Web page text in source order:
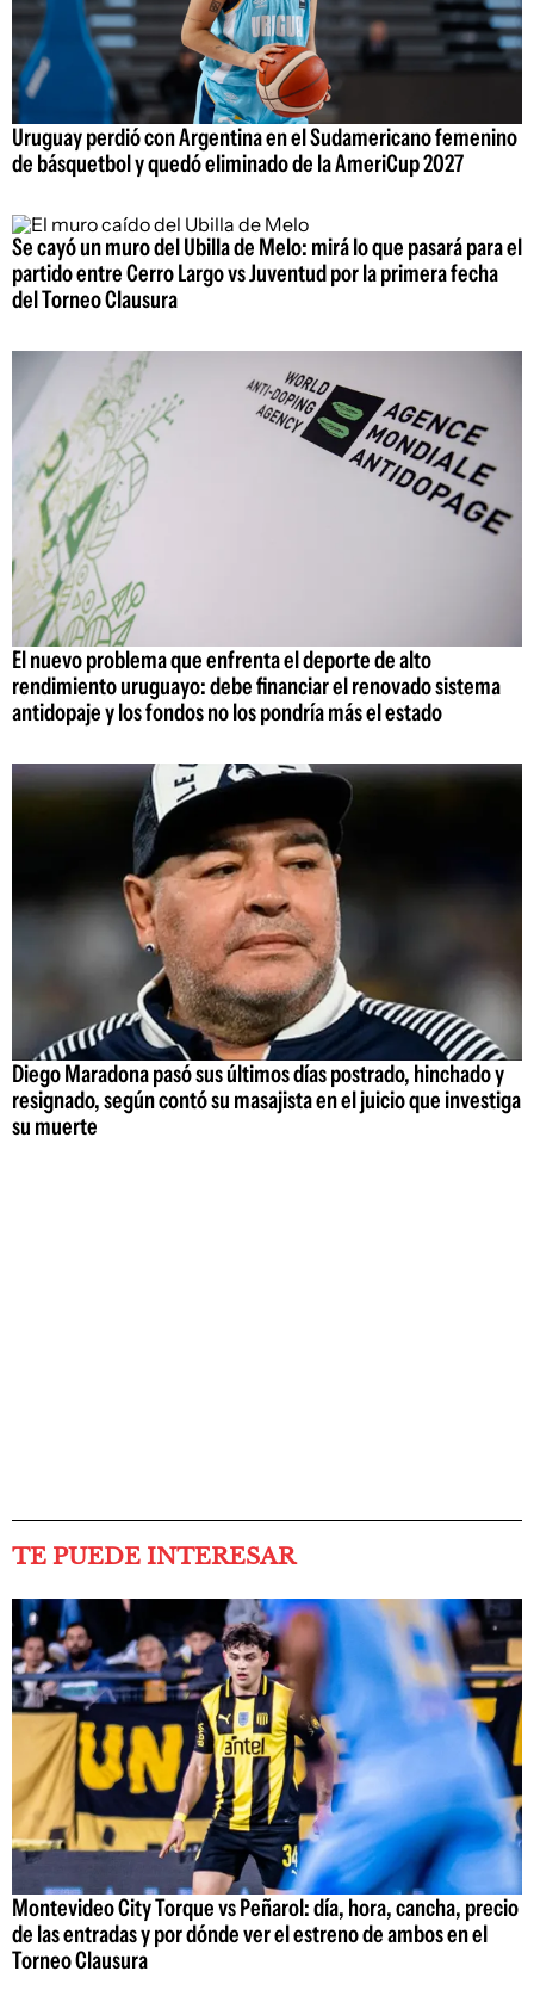
Uruguay perdió con Argentina en el Sudamericano femenino
de básquetbol y quedó eliminado de la AmeriCup 2027
Se cayó un muro del Ubilla de Melo: mirá lo que pasará para el
partido entre Cerro Largo vs Juventud por la primera fecha
del Torneo Clausura
El nuevo problema que enfrenta el deporte de alto
rendimiento uruguayo: debe financiar el renovado sistema
antidopaje y los fondos no los pondría más el estado
Diego Maradona pasó sus últimos días postrado, hinchado y
resignado, según contó su masajista en el juicio que investiga
su muerte
TE PUEDE INTERESAR
Montevideo City Torque vs Peñarol: día, hora, cancha, precio
de las entradas y por dónde ver el estreno de ambos en el
Torneo Clausura